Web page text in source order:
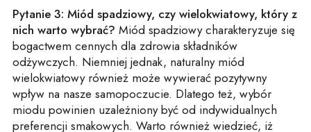
Pytanie 3: Miód spadziowy, czy wielokwiatowy, który z
nich warto wybrać? Miód spadziowy charakteryzuje się
bogactwem cennych dla zdrowia składników
odżywczych. Niemniej jednak, naturalny miód
wielokwiatowy również może wywierać pozytywny
wpływ na nasze samopoczucie. Dlatego też, wybór
miodu powinien uzależniony być od indywidualnych
preferencji smakowych. Warto również wiedzieć, iż